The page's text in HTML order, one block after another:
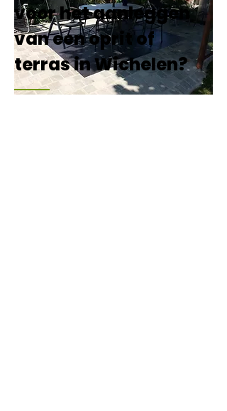
voor het aanleggen
van een oprit of
terras in Wichelen?